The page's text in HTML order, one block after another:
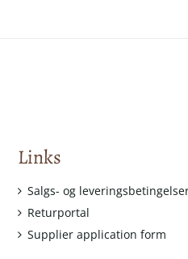
Links
Salgs- og
Returportal
Supplier application form